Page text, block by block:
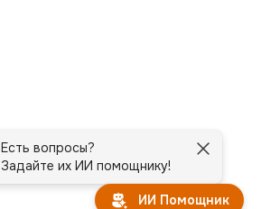
Есть вопросы?
Задайте их ИИ помощнику!
ИИ Помощник